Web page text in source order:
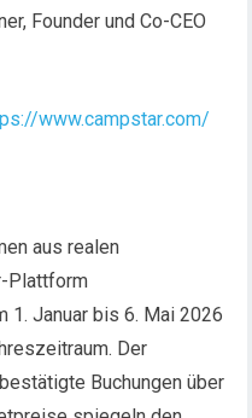
Founder und Co-CEO
www.campstar.com/
aus realen
Plattform
1. Januar bis 6. Mai 2026
Der
Buchungen über